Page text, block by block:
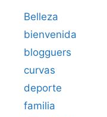
Belleza
bienvenida
blogguers
curvas
deporte
familia